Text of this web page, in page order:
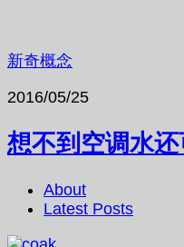
新奇概念
2016/05/25
想不到空调水
About
Latest Posts